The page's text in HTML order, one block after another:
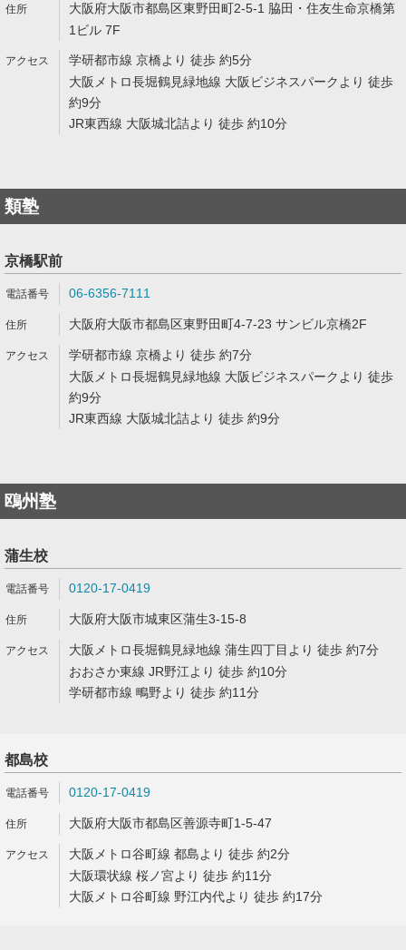
大阪府大阪市都島区東野田町2-5-1 脇田・住友生命京橋第
1ビル 7F
学研都市線 京橋より 徒歩 約5分
大阪メトロ長堀鶴見緑地線 大阪ビジネスパークより 徒歩
約9分
JR東西線 大阪城北詰より 徒歩 約10分
類塾
京橋駅前
06-6356-7111
大阪府大阪市都島区東野田町4-7-23 サンビル京橋2F
学研都市線 京橋より 徒歩 約7分
大阪メトロ長堀鶴見緑地線 大阪ビジネスパークより 徒歩
約9分
JR東西線 大阪城北詰より 徒歩 約9分
鴎州塾
蒲生校
0120-17-0419
大阪府大阪市城東区蒲生3-15-8
大阪メトロ長堀鶴見緑地線 蒲生四丁目より 徒歩 約7分
おおさか東線 JR野江より 徒歩 約10分
学研都市線 鴫野より 徒歩 約11分
都島校
0120-17-0419
大阪府大阪市都島区善源寺町1-5-47
大阪メトロ谷町線 都島より 徒歩 約2分
大阪環状線 桜ノ宮より 徒歩 約11分
大阪メトロ谷町線 野江内代より 徒歩 約17分